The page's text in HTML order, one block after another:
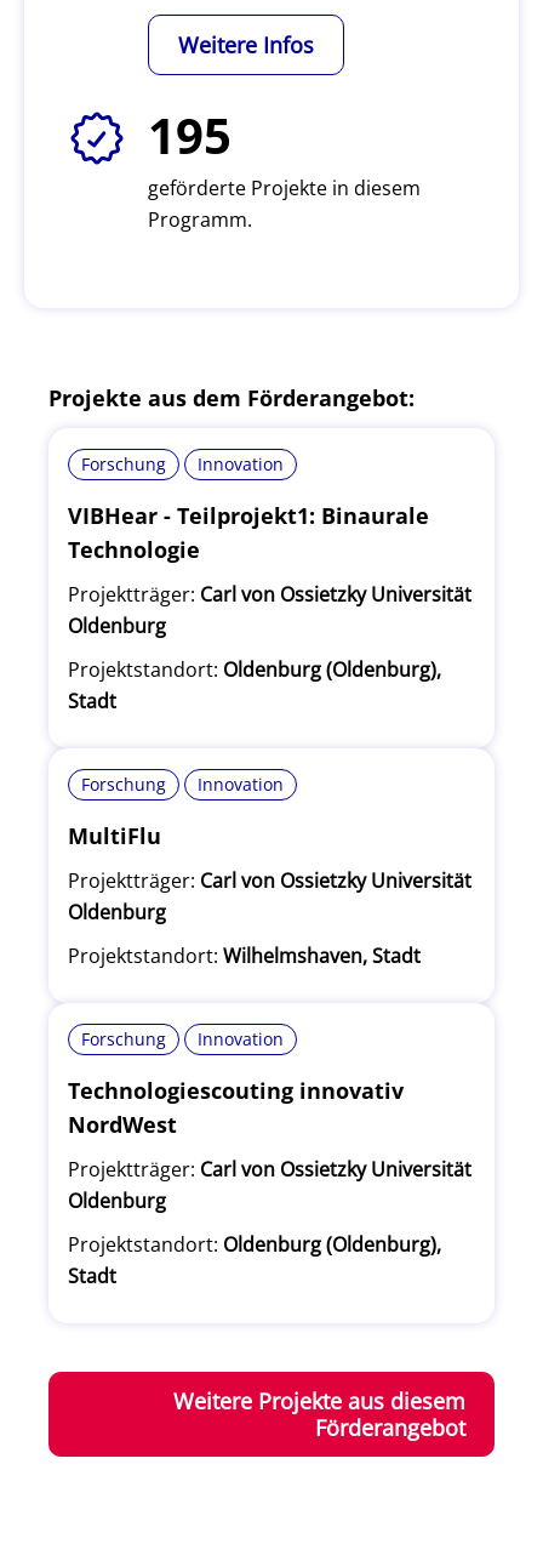
Weitere Infos
195
geförderte Projekte in diesem
Programm.
Projekte aus dem Förderangebot:
Forschung Innovation
VIBHear - Teilprojekt1: Binaurale
Technologie
Projektträger: Carl von Ossietzky Universität
Oldenburg
Projektstandort: Oldenburg (Oldenburg),
Stadt
Forschung Innovation
MultiFlu
Projektträger: Carl von Ossietzky Universität
Oldenburg
Projektstandort: Wilhelmshaven, Stadt
Forschung Innovation
Technologiescouting innovativ
NordWest
Projektträger: Carl von Ossietzky Universität
Oldenburg
Projektstandort: Oldenburg (Oldenburg),
Stadt
Weitere Projekte aus diesem
Förderangebot